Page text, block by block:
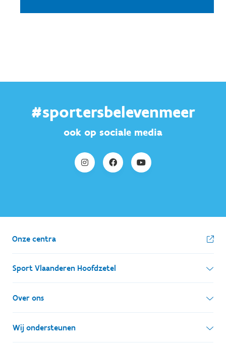
#sportersbelevenmeer
ook op sociale media
Onze centra
Sport Vlaanderen Hoofdzetel
Simon Bolivarlaan 17
1000 Brussel
Ondernemingsnummer: BE 0248.142.826
Over ons
Wie zijn we, wat doen we
Wij ondersteunen